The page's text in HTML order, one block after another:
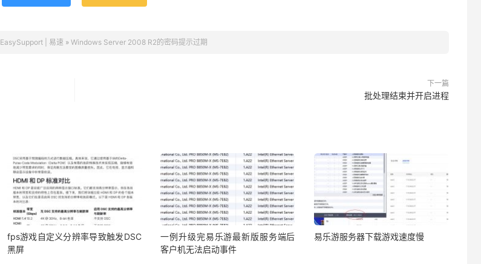
EasySupport | 易速 » Windows Server 2008 R2的密码提示过期
下一篇
批处理结束并开启进程
fps游戏自定义分辨率导致触发DSC
黑屏
一例升级完易乐游最新版服务端后
客户机无法启动事件
易乐游服务器下载游戏速度慢